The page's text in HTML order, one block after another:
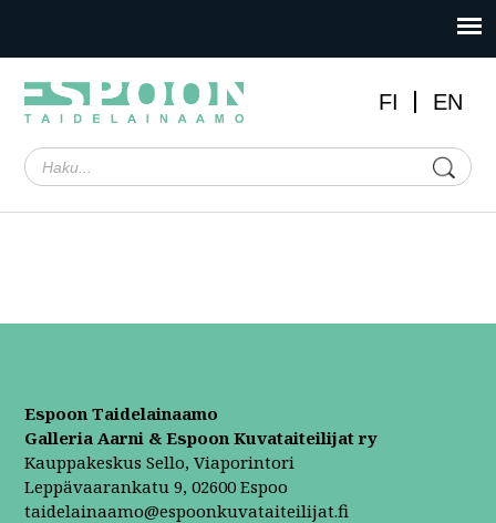
FI EN
Espoon Taidelainaamo
Galleria Aarni & Espoon Kuvataiteilijat ry
Kauppakeskus Sello, Viaporintori
Leppävaarankatu 9, 02600 Espoo
taidelainaamo@espoonkuvataiteilijat.fi